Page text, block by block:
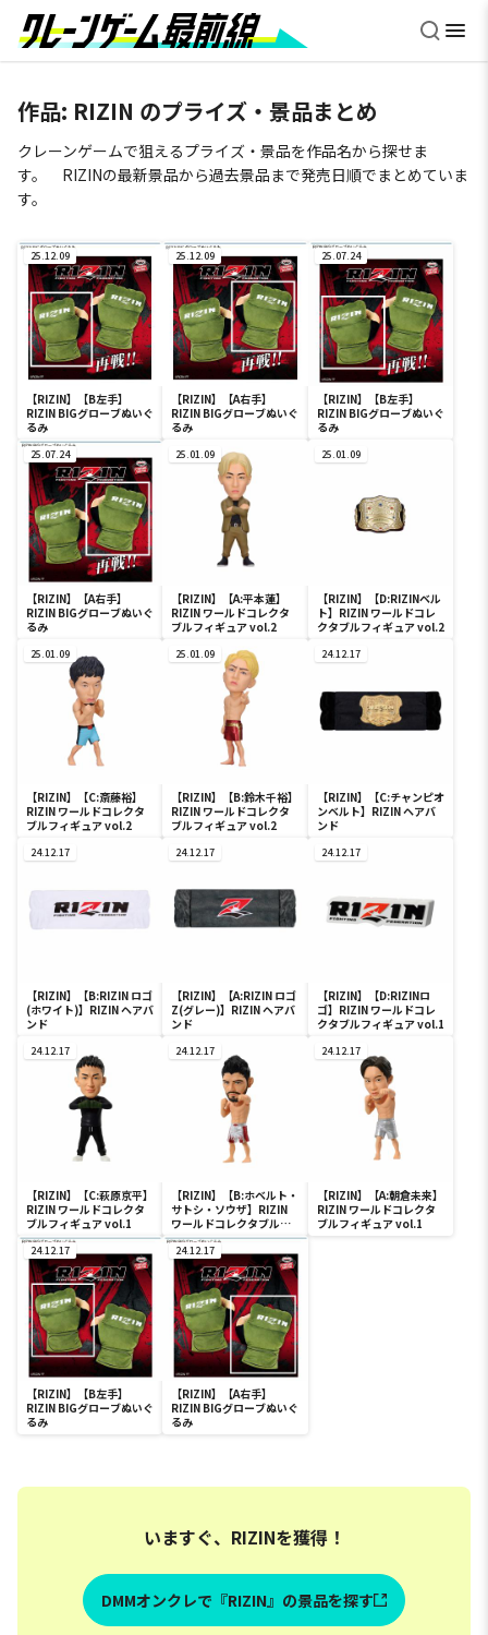
作品: RIZIN のプライズ・景品まとめ
クレーンゲームで狙えるプライズ・景品を作品名から探せま
す。 RIZINの最新景品から過去景品まで発売日順でまとめていま
す。
25.12.09
【RIZIN】【B左手】
RIZIN BIGグローブぬいぐ
るみ
25.12.09
【RIZIN】【A右手】
RIZIN BIGグローブぬいぐ
るみ
25.07.24
【RIZIN】【B左手】
RIZIN BIGグローブぬいぐ
るみ
25.07.24
【RIZIN】【A右手】
RIZIN BIGグローブぬいぐ
るみ
25.01.09
【RIZIN】【A:平本蓮】
RIZIN ワールドコレクタ
ブルフィギュア vol.2
25.01.09
【RIZIN】【D:RIZINベル
ト】RIZIN ワールドコレ
クタブルフィギュア vol.2
25.01.09
【RIZIN】【C:斎藤裕】
RIZIN ワールドコレクタ
ブルフィギュア vol.2
25.01.09
【RIZIN】【B:鈴木千裕】
RIZIN ワールドコレクタ
ブルフィギュア vol.2
24.12.17
【RIZIN】【C:チャンピオ
ンベルト】RIZIN ヘアバ
ンド
24.12.17
【RIZIN】【B:RIZIN ロゴ
(ホワイト)】RIZIN ヘアバ
ンド
24.12.17
【RIZIN】【A:RIZIN ロゴ
Z(グレー)】RIZIN ヘアバ
ンド
24.12.17
【RIZIN】【D:RIZINロ
ゴ】RIZIN ワールドコレ
クタブルフィギュア vol.1
24.12.17
【RIZIN】【C:萩原京平】
RIZIN ワールドコレクタ
ブルフィギュア vol.1
24.12.17
【RIZIN】【B:ホベルト・
サトシ・ソウザ】RIZIN
ワールドコレクタブルフ
ィギュア vol.1
24.12.17
【RIZIN】【A:朝倉未来】
RIZIN ワールドコレクタ
ブルフィギュア vol.1
24.12.17
【RIZIN】【B左手】
RIZIN BIGグローブぬいぐ
るみ
24.12.17
【RIZIN】【A右手】
RIZIN BIGグローブぬいぐ
るみ
いますぐ、RIZINを獲得！
DMMオンクレで『RIZIN』の景品を探す